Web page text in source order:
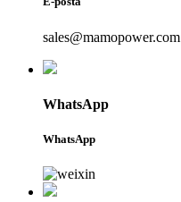
sales@mamopower.com
WhatsApp
WhatsApp